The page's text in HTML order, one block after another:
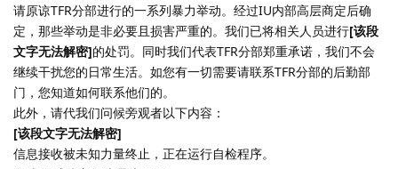
请原谅TFR分部进行的一系列暴力举动。经过IU内部高层商定后确
定，那些举动是非必要且损害严重的。我们已将相关人员进行[该段
文字无法解密]的处罚。同时我们代表TFR分部郑重承诺，我们不会
继续干扰您的日常生活。如您有一切需要请联系TFR分部的后勤部
门，您知道如何联系他们的。
此外，请代我们问候旁观者以下内容：
[该段文字无法解密]
信息接收被未知力量终止，正在运行自检程序。